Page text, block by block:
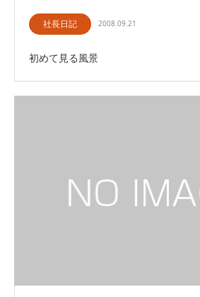
社長日記 2008.09.21
初めて見る風景